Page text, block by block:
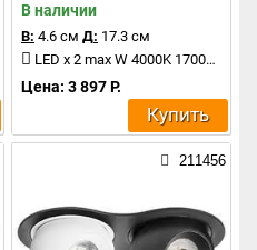
В наличии
В: 4.6 см Д: 17.3 см
LED x 2 max W 4000K 1700Lm
Цена: 3 897 Р.
Купить
211456